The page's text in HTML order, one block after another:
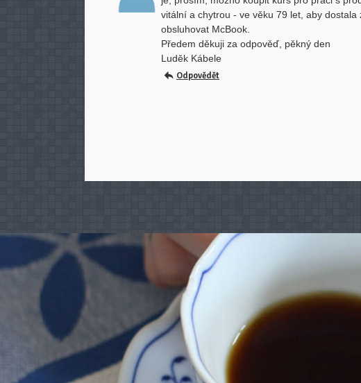
vitální a chytrou - ve věku 79 let, aby
obsluhovat McBook.
Předem děkuji za odpověď, pěkný den
Luděk Kábele
Odpovědět